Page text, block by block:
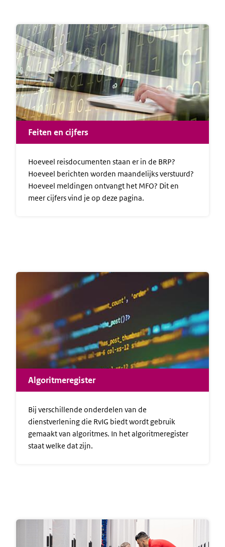
Feiten en cijfers
Hoeveel reisdocumenten staan er in de BRP?
Hoeveel berichten worden maandelijks verstuurd?
Hoeveel meldingen ontvangt het MFO? Dit en
meer cijfers vind je op deze pagina.
Algoritmeregister
Bij verschillende onderdelen van de
dienstverlening die RvIG biedt wordt gebruik
gemaakt van algoritmes. In het algoritmeregister
staat welke dat zijn.